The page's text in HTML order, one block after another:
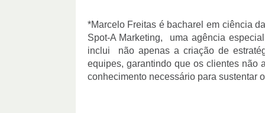
*Marcelo Freitas é bacharel em ciência
Spot-A Marketing, uma agência
inclui não apenas a criação de
equipes, garantindo que os clientes não
conhecimento necessário para sustentar